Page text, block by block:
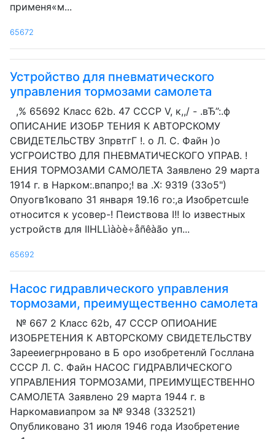
применя«м...
65672
Устройство для пневматического
управления тормозами самолета
,% 65692 Класс 62b. 47 СССР V, к,,/ - .вЂ”:.ф
ОПИСАНИЕ ИЗОБР ТЕНИЯ К АВТОРСКОМУ
СВИДЕТЕЛЬСТВУ ЗпрвтгГ !. о Л. С. Файн )о
УСГРОИСТВО ДЛЯ ПНЕВМАТИЧЕСКОГО УПРАВ. !
ЕНИЯ ТОРМОЗАМИ САМОЛЕТА Заявлено 29 марта
1914 г. в Нарком:.впапро;! ва .Х: 9319 (33о5")
Опуогв1ковапо 31 января 19.16 го:,а Изобретсш!е
относится к усовер-! Пеиствова I!! Io известных
устройств для IIHLLìàòè÷åñêàãо уп...
65692
Насос гидравлического управления
тормозами, преимущественно самолета
№ 667 2 Класс 62b, 47 СССР ОПИОАНИЕ
ИЗОБРЕТЕНИЯ К АВТОРСКОМУ СВИДЕТЕЛЬСТВУ
3арееиегрнровано в Б оро изобретенлй Госллана
СССР Л. С. Файн НАСОС ГИДРАВЛИЧЕСКОГО
УПРАВЛЕНИЯ ТОРМОЗАМИ, ПРЕИМУЩЕСТВЕННО
САМОЛЕТА Заявлено 29 марта 1944 г. в
Наркомавиапром за № 9348 (332521)
Опубликовано 31 июля 1946 года Изобретение